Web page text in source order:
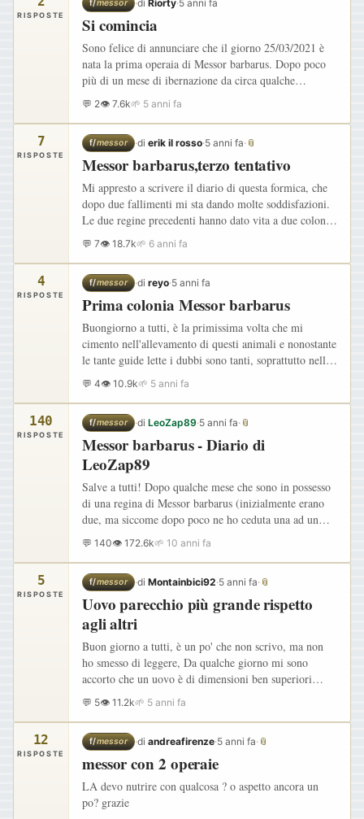
RISPOSTE
f/messor ·di Riorty·5 anni fa
Si comincia
Sono felice di annunciare che il giorno 25/03/2021 è
nata la prima operaia di Messor barbarus. Dopo poco
più di un mese di ibernazione da circa qualche
settimana avevo notato la comparsa delle prime uova.
Il tappettino…
💬 2👁 7.6k🌱 5 anni fa
7
RISPOSTE
f/messor ·di erik il rosso·5 anni fa· 📎
Messor barbarus,terzo tentativo
Mi appresto a scrivere il diario di questa formica, che
dopo due fallimenti mi sta dando molte soddisfazioni.
Le due regine precedenti hanno dato vita a due colonie
relativamente vitali,ma una regina morì di morte…
💬 7👁 18.7k🌱 6 anni fa
4
RISPOSTE
f/messor ·di reyo·5 anni fa
Prima colonia Messor barbarus
Buongiorno a tutti, è la primissima volta che mi
cimento nell'allevamento di questi animali e nonostante
le tante guide lette i dubbi sono tanti, soprattutto nella
prima fase. Ho ricevuto la colonia in provetta solo…
💬 4👁 10.9k🌱 5 anni fa
140
RISPOSTE
f/messor ·di LeoZap89·5 anni fa· 📎
Messor barbarus - Diario di
LeoZap89
Salve a tutti! Dopo qualche mese che sono in possesso
di una regina di Messor barbarus (inizialmente erano
due, ma siccome dopo poco ne ho ceduta una ad un
amico, tratterò l'argomento al singolare :) ), ho deciso
di…
💬 140👁 172.6k🌱 10 anni fa
5
RISPOSTE
f/messor ·di Montainbici92·5 anni fa· 📎
Uovo parecchio più grande rispetto
agli altri
Buon giorno a tutti, è un po' che non scrivo, ma non
ho smesso di leggere, Da qualche giorno mi sono
accorto che un uovo è di dimensioni ben superiori
rispetto agli altri e viene tenuto separato dalla covata,
allego…
💬 5👁 11.2k🌱 5 anni fa
12
RISPOSTE
f/messor ·di andreafirenze·5 anni fa· 📎
messor con 2 operaie
LA devo nutrire con qualcosa ? o aspetto ancora un
po? grazie